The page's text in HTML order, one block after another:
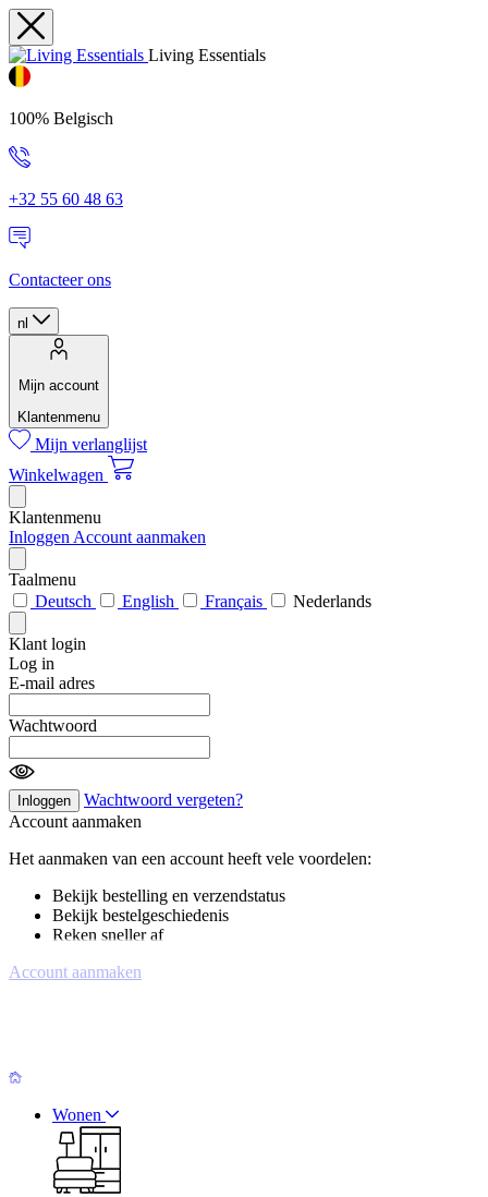
Living Essentials
100% Belgisch
+32 55 60 48 63
Contacteer ons
nl
Mijn account
Klantenmenu
Mijn verlanglijst
Winkelwagen
Klantenmenu
Inloggen Account aanmaken
Taalmenu
Deutsch
English Français Nederlands
Klant login
Log in
E-mail adres
Wachtwoord
Inloggen
Wachtwoord vergeten?
Account aanmaken
Het aanmaken van een account heeft vele voordelen:
Bekijk bestelling en verzendstatus
Bekijk bestelgeschiedenis
Reken sneller af
Account aanmaken
Wonen